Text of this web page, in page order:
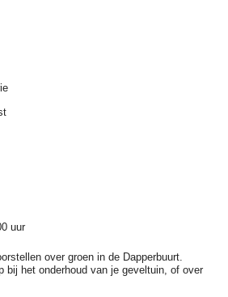
uur
over groen in de Dapperbuurt.
bij het onderhoud van je geveltuin, of over